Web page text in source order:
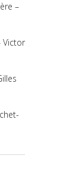
–
Victor